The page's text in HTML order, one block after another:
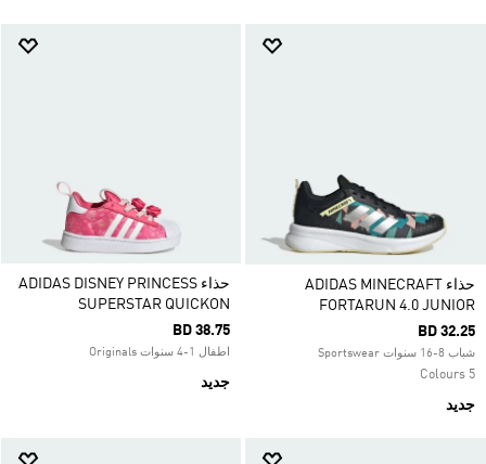
حذاء ADIDAS MINECRAFT
FORTARUN 4.0 JUNIOR
BD 32.25
شباب 8-16 سنوات Sportswear
5 Colours
جديد
حذاء ADIDAS DISNEY PRINCESS
SUPERSTAR QUICKON
BD 38.75
اطفال 1-4 سنوات Originals
جديد